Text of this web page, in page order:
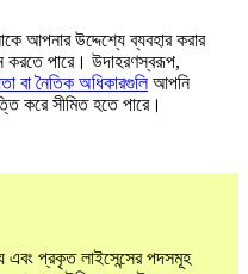
আপনার উদ্দেশ্যে ব্যবহার করার
পারে। উদাহরণস্বরূপ,
বা নৈতিক অধিকারগুলিআপনি
করে সীমিত হতে পারে।
এবং প্রকৃত লাইসেন্সের পদসমূহ